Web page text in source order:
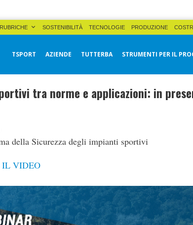
RUBRICHE SOSTENIBILITÀ TECNOLOGIE PRODUZIONE
TSPORT AZIENDE TUTTERBA STRUMENTI PER IL
tra norme e applicazioni: in
della Sicurezza degli impianti sportivi
IL VIDEO